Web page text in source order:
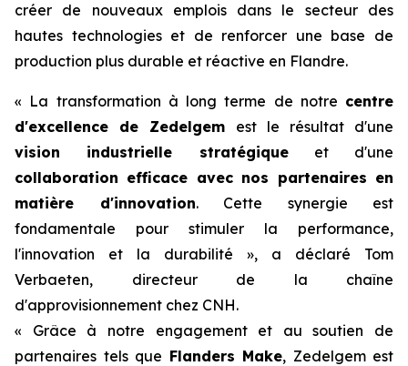
créer de nouveaux emplois dans le secteur des
hautes technologies et de renforcer une base de
production plus durable et réactive en Flandre.
« La transformation à long terme de notre centre
d'excellence de Zedelgem est le résultat d'une
vision industrielle stratégiqueet d'une
collaboration efficace avec nos partenaires en
matière d'innovation. Cette synergie est
fondamentale pour stimuler la performance,
l'innovation et la durabilité », a déclaré Tom
Verbaeten, directeur de la chaîne
d'approvisionnement chez CNH.
« Grâce à notre engagement et au soutien de
partenaires tels que Flanders Make, Zedelgem est